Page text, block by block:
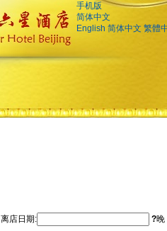
手机版
简体中文
English 简体中文 繁體
离店日期: ?晚